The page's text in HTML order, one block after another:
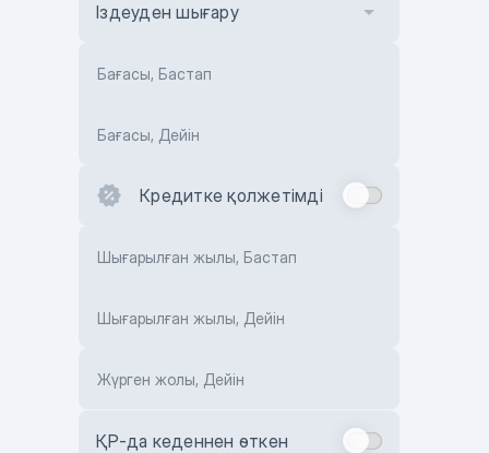
Іздеуден шығару
Бағасы, Бастап
Бағасы, Дейін
Кредитке қолжетімді
Шығарылған жылы, Бастап
Шығарылған жылы, Дейін
Жүрген жолы, Дейін
ҚР-да кеденнен өткен